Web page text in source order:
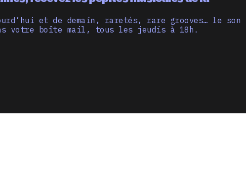
et de demain, raretés, rare grooves… le son
votre boîte mail, tous les jeudis à 18h.